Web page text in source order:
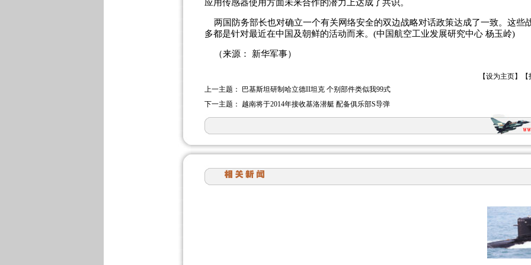
应用传感器使用方面未来合作的潜力上达成了共识。
两国防务部长也对确立一个有关网络安全的双边战略对话政策达成了一致。这些
多都是针对最近在中国及朝鲜的活动而来。(中国航空工业发展研究中心 杨玉岭)
（来源： 新华军事）
【设为主页】【
上一主题：
巴基斯坦研制哈立德II坦克 个别部件类似我99式
下一主题：
越南将于2014年接收基洛潜艇 配备俱乐部S导弹